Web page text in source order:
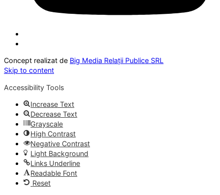
Concept realizat de Big Media Relații Publice SRL
Skip to content
Accessibility Tools
Increase Text
Decrease Text
Grayscale
High Contrast
Negative Contrast
Light Background
Links Underline
Readable Font
Reset